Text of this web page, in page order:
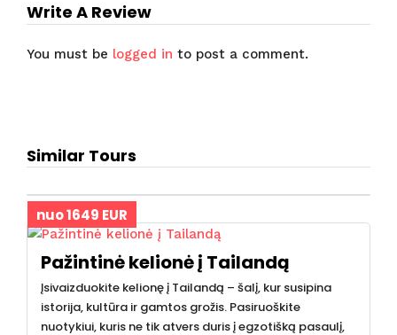
Write A Review
You must be logged in to post a comment.
Similar Tours
nuo 1649 EUR
Pažintinė kelionė į Tailandą
Įsivaizduokite kelionę į Tailandą – šalį, kur susipina
istorija, kultūra ir gamtos grožis. Pasiruoškite
nuotykiui, kuris ne tik atvers duris į egzotišką pasaulį,